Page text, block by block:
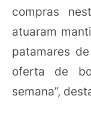
compras
atuaram
patamares
oferta de
semana”,